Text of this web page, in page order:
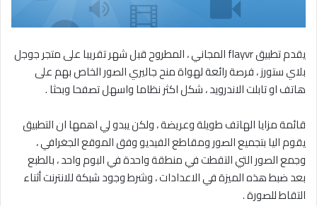
يقدم تطبيق flayvr المجاني ، المطروح قبل شهر تقريبا على متجر جوجل
بلاي ستورز ، فرصة رائعة لهواة منح جاليري الصور الخاص بهم على
هاتف او تابلت الاندرويد ، شكل اكثر نظاما واسهل تصفحا وبحثا .
قائمة مزايا الهاتف طويلة وعريضة ، ولكن يبدو لي اهمها ان التطبيق
يقوم اليا بتجميع الصور ومقاطع الفيديو وفق الموقع الجغرافي ،
وجمع الصور التي التقطت في منطقة واحدة في البوم واحد ، بالطبع
بعد ضبط هذه الميزة في الاعدادات ، وشرط وجود شبكة للانترنت أثناء
التقاط للصورة .